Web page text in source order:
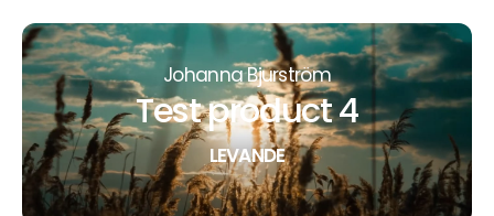
Johanna Bjurström
Test product 4
LEVANDE